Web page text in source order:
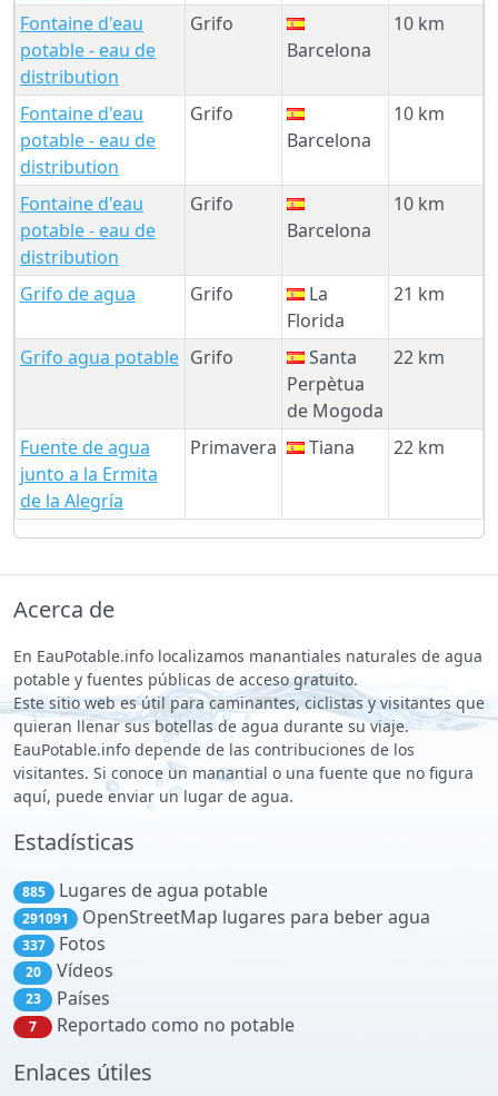
Fontaine d'eau
potable - eau de
distribution
Grifo
Barcelona
10 km
Fontaine d'eau
potable - eau de
distribution
Grifo
Barcelona
10 km
Fontaine d'eau
potable - eau de
distribution
Grifo
Barcelona
10 km
Grifo de agua Grifo
La
Florida
21 km
Grifo agua potable Grifo
Santa
Perpètua
de Mogoda
22 km
Fuente de agua
junto a la Ermita
de la Alegría
Primavera Tiana 22 km
Acerca de
En EauPotable.info localizamos manantiales naturales de agua
potable y fuentes públicas de acceso gratuito.
Este sitio web es útil para caminantes, ciclistas y visitantes que
quieran llenar sus botellas de agua durante su viaje.
EauPotable.info depende de las contribuciones de los
visitantes. Si conoce un manantial o una fuente que no figura
aquí, puede enviar un lugar de agua.
Estadísticas
885 Lugares de agua potable
291091 OpenStreetMap lugares para beber agua
337 Fotos
20 Vídeos
23 Países
7 Reportado como no potable
Enlaces útiles